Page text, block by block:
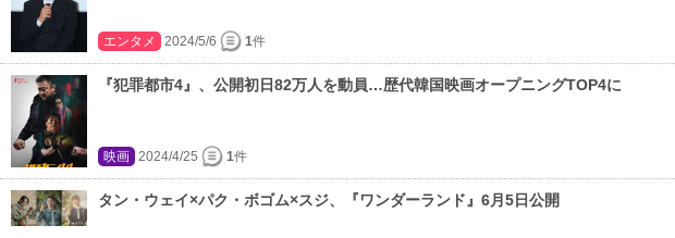
エンタメ 2024/5/6 1件
『犯罪都市4』、公開初日82万人を動員…歴代韓国映画オープニングTOP4に
映画 2024/4/25 1件
タン・ウェイ×パク・ボゴム×スジ、『ワンダーランド』6月5日公開